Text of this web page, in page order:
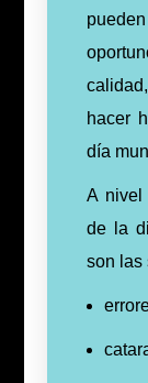
hacer
día
A nivel
de la
son las